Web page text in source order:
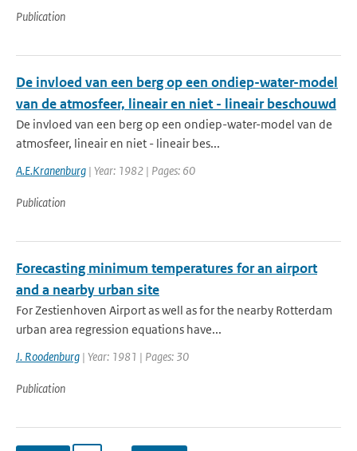
Publication
De invloed van een berg op een ondiep-water-model
van de atmosfeer, lineair en niet - lineair beschouwd
De invloed van een berg op een ondiep-water-model van de
atmosfeer, lineair en niet - lineair bes...
A.E.Kranenburg | Year: 1982 | Pages: 60
Publication
Forecasting minimum temperatures for an airport
and a nearby urban site
For Zestienhoven Airport as well as for the nearby Rotterdam
urban area regression equations have...
J. Roodenburg | Year: 1981 | Pages: 30
Publication